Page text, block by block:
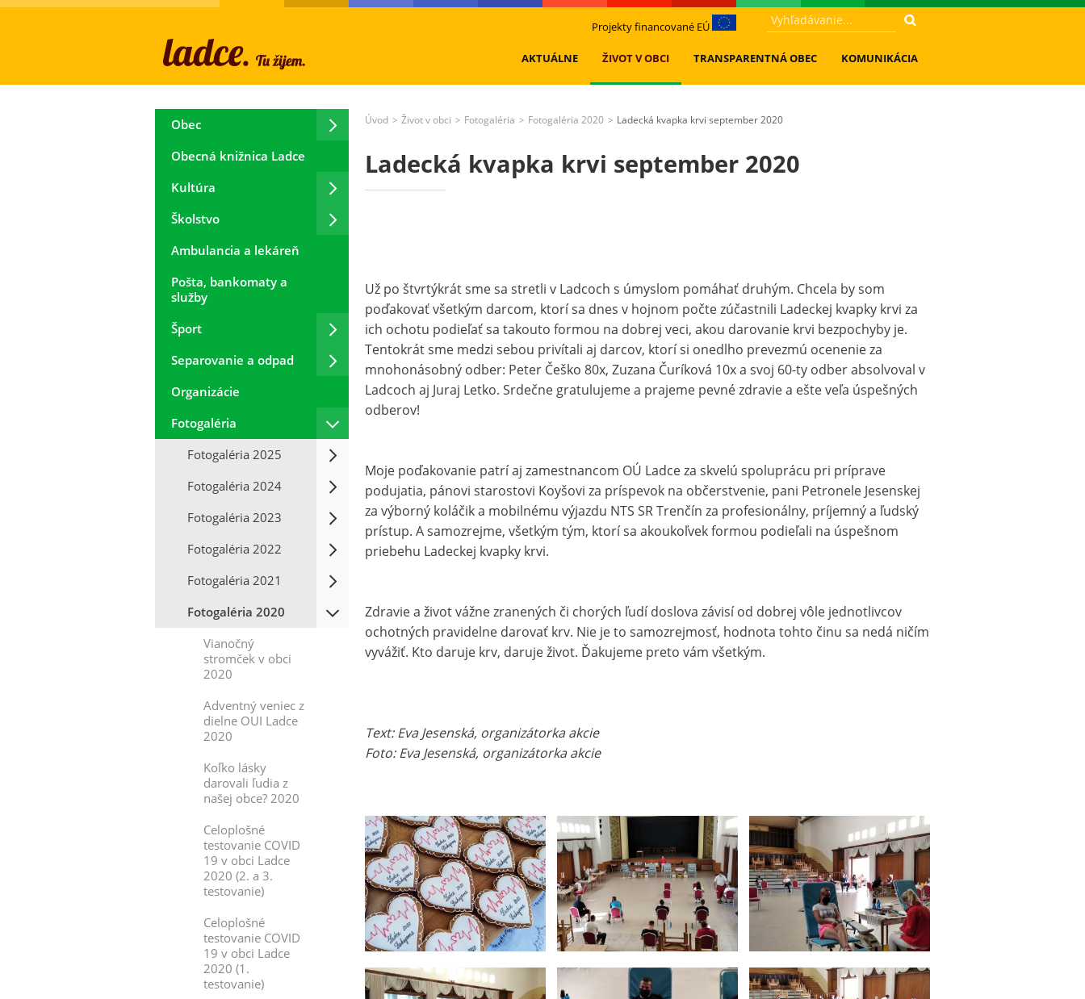
Projekty financované EÚ
AKTUÁLNE ŽIVOT V OBCI TRANSPARENTNÁ OBEC KOMUNIKÁCIA
Obec
Obecná knižnica Ladce
Kultúra
Školstvo
Ambulancia a lekáreň
Pošta, bankomaty a
služby
Šport
Separovanie a odpad
Organizácie
Fotogaléria
Fotogaléria 2025
Fotogaléria 2024
Fotogaléria 2023
Fotogaléria 2022
Fotogaléria 2021
Fotogaléria 2020
Vianočný
stromček v obci
2020
Adventný veniec z
dielne OUI Ladce
2020
Koľko lásky
darovali ľudia z
našej obce? 2020
Celoplošné
testovanie COVID
19 v obci Ladce
2020 (2. a 3.
testovanie)
Celoplošné
testovanie COVID
19 v obci Ladce
2020 (1.
testovanie)
Úvod > Život v obci > Fotogaléria > Fotogaléria 2020 > Ladecká kvapka krvi september 2020
Ladecká kvapka krvi september 2020
Už po štvrtýkrát sme sa stretli v Ladcoch s úmyslom pomáhať druhým. Chcela by som
poďakovať všetkým darcom, ktorí sa dnes v hojnom počte zúčastnili Ladeckej kvapky krvi za
ich ochotu podieľať sa takouto formou na dobrej veci, akou darovanie krvi bezpochyby je.
Tentokrát sme medzi sebou privítali aj darcov, ktorí si onedlho prevezmú ocenenie za
mnohonásobný odber: Peter Češko 80x, Zuzana Čuríková 10x a svoj 60-ty odber absolvoval v
Ladcoch aj Juraj Letko. Srdečne gratulujeme a prajeme pevné zdravie a ešte veľa úspešných
odberov!
Moje poďakovanie patrí aj zamestnancom OÚ Ladce za skvelú spoluprácu pri príprave
podujatia, pánovi starostovi Koyšovi za príspevok na občerstvenie, pani Petronele Jesenskej
za výborný koláčik a mobilnému výjazdu NTS SR Trenčín za profesionálny, príjemný a ľudský
prístup. A samozrejme, všetkým tým, ktorí sa akoukoľvek formou podieľali na úspešnom
priebehu Ladeckej kvapky krvi.
Zdravie a život vážne zranených či chorých ľudí doslova závisí od dobrej vôle jednotlivcov
ochotných pravidelne darovať krv. Nie je to samozrejmosť, hodnota tohto činu sa nedá ničím
vyvážiť. Kto daruje krv, daruje život. Ďakujeme preto vám všetkým.
Text: Eva Jesenská, organizátorka akcie
Foto: Eva Jesenská, organizátorka akcie